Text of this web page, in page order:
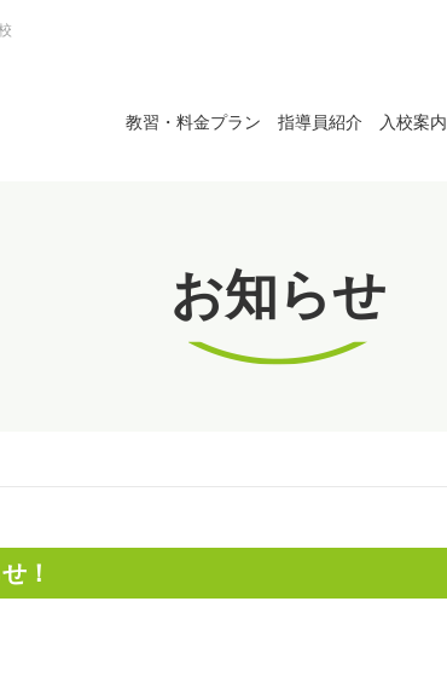
教習・料金プラン 指導員紹介 入校案内
お知らせ
！